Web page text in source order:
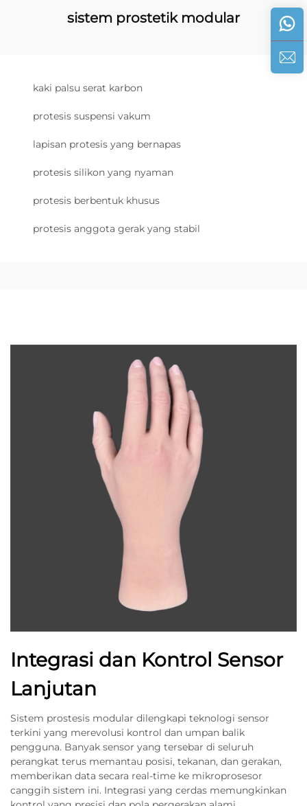
sistem prostetik modular
kaki palsu serat karbon
protesis suspensi vakum
lapisan protesis yang bernapas
protesis silikon yang nyaman
protesis berbentuk khusus
protesis anggota gerak yang stabil
Integrasi dan Kontrol Sensor
Lanjutan
Sistem prostesis modular dilengkapi teknologi sensor
terkini yang merevolusi kontrol dan umpan balik
pengguna. Banyak sensor yang tersebar di seluruh
perangkat terus memantau posisi, tekanan, dan gerakan,
memberikan data secara real-time ke mikroprosesor
canggih sistem ini. Integrasi yang cerdas memungkinkan